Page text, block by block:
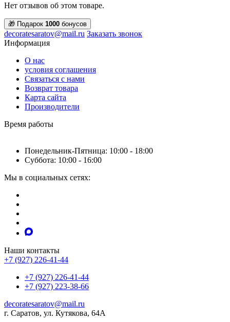
Нет отзывов об этом товаре.
🎁 Подарок 1000 бонусов
decoratesaratov@mail.ru Заказать звонок
Информация
О нас
условия соглашения
Связаться с нами
Возврат товара
Карта сайта
Производители
Время работы
Понедельник-Пятница: 10:00 - 18:00
Суббота: 10:00 - 16:00
Мы в социальных сетях:
Наши контакты
+7 (927) 226-41-44
+7 (927) 226-41-44
+7 (927) 223-38-66
decoratesaratov@mail.ru
г. Саратов, ул. Кутякова, 64А